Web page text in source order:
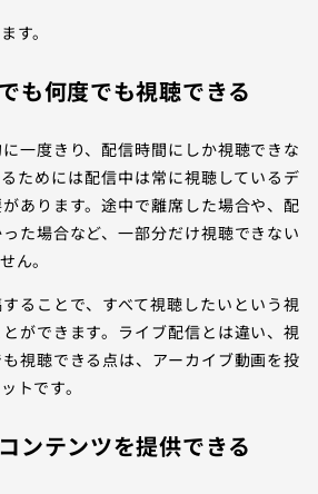
す。
も何度でも視聴できる
一度きり、配信時間にしか視聴できな
ためには配信中は常に視聴しているデ
あります。途中で離席した場合や、配
た場合など、一部分だけ視聴できない
ん。
ることで、すべて視聴したいという視
ができます。ライブ配信とは違い、視
視聴できる点は、アーカイブ動画を投
トです。
ンテンツを提供できる